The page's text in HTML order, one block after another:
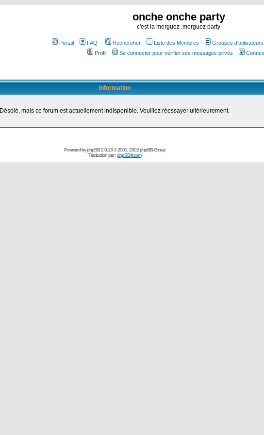
onche onche party
c'est la merguez .merguez party
Portail FAQ Rechercher Liste des Membres Groupes d'utilisateurs
Profil
Se connecter pour vérifier ses messages privés
Information
Désolé, mais ce forum est actuellement indisponible. Veuillez réessayer ultérieurement.
Powered byphpBB2.0.13 © 2001, 2002 phpBB Group
Traduction par :phpBB-fr.com